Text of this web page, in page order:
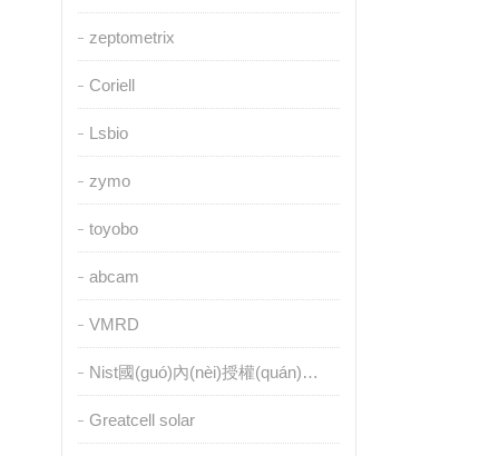
zeptometrix
Coriell
Lsbio
zymo
toyobo
abcam
VMRD
Nist國(guó)內(nèi)授權(quán)代理
Greatcell solar